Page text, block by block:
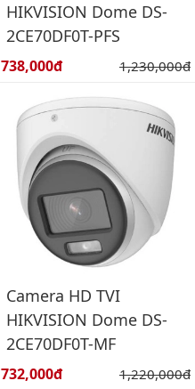
HIKVISION Dome DS-
2CE70DF0T-PFS
Giá bán:
738,000đ Giá gốc:
1,230,000đ
Camera HD TVI
HIKVISION Dome DS-
2CE70DF0T-MF
Giá bán:
732,000đ Giá gốc:
1,220,000đ